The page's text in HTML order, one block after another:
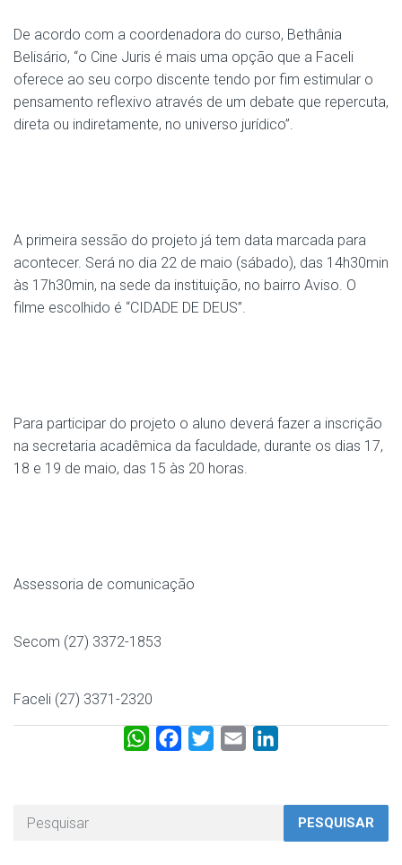
De acordo com a coordenadora do curso, Bethânia
Belisário, “o Cine Juris é mais uma opção que a Faceli
oferece ao seu corpo discente tendo por fim estimular o
pensamento reflexivo através de um debate que repercuta,
direta ou indiretamente, no universo jurídico”.
A primeira sessão do projeto já tem data marcada para
acontecer. Será no dia 22 de maio (sábado), das 14h30min
às 17h30min, na sede da instituição, no bairro Aviso. O
filme escolhido é “CIDADE DE DEUS”.
Para participar do projeto o aluno deverá fazer a inscrição
na secretaria acadêmica da faculdade, durante os dias 17,
18 e 19 de maio, das 15 às 20 horas.
Assessoria de comunicação
Secom (27) 3372-1853
Faceli (27) 3371-2320
W
e
PESQUISAR